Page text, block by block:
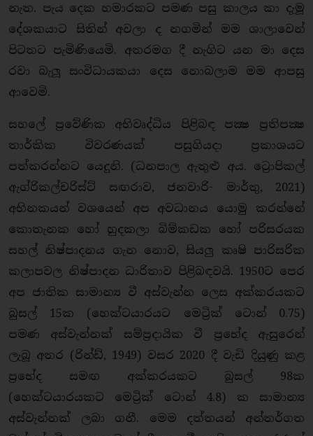
නැත. පැය දෙක හමාරකට පමණ පසු කාලය කා දැමූ
දේශකයාට සිතින් අවලා ද නගමින් මම ශාලාවෙන්
පිටතට පැමිණියෙමි. අතරමග දී නැගිට යන මා දෙස
රවා බැලූ සංවිධායකයා දෙස නොබලාම මම ආපසු
ආවෙමි.
සහලේ ප්‍රවේණික අභිවෘද්ධිය පිළිබඳ පක්‍ෂ ප්‍රතිපක්‍ෂ
තාර්කික විවරණයක් පසුගියදා ප්‍රකාශයට
පත්කරන්නට යෙදුනි. (ධනපාල ඇතුළු අය. ට්‍රොපිකල්
ඇග්රිකල්චරිස්ට් සඟරාව, ජනවාරි- මාර්තු, 2021)
අභිනකයන් වශයෙන් අප අවධානය යොමු කරන්නේ
කොතැනක හෝ හුදකලා බිම්කඩක හෝ පරිසරයක
සහල් නිෂ්පාදනය ගැන නොව, සියලු කෘෂි පාරිසරික
කලාපවල නිෂ්පාදන ධාරිතාව පිළිබඳවයි. 1950ට පෙර
අප ජාතික සාමාන්‍ය වී අස්වැන්න ලෙස අක්කරයකට
බුසල් 15ක (හෙක්ටයාරයට මෙට්‍රික් ටොන් 0.75)
පමණ අස්වැන්නක් සම්ප්‍රදායික වී ප්‍රභේද ඇසුරෙන්
ලැබූ අතර (රින්ඩ්, 1949) වසර 2020 දී වැඩි දියුණු කළ
ප්‍රභේද සමඟ අක්කරයකට බුසල් 98ක
(හෙක්ටයාරයකට මෙට්‍රික් ටොන් 4.8) ක සාමාන්‍ය
අස්වැන්නක් ලබා ගනී. මෙම දත්තයන් අන්තර්ගත